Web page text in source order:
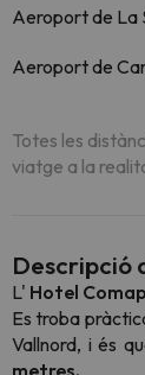
Aeroport de La
Aeroport de
Totes les
viatge a la
Descripció
L' Hotel
Es troba
Vallnord, i és
metres.